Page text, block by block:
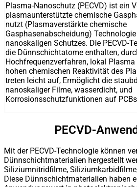
Plasma-Nanoschutz (PECVD) ist ein
plasmaunterstützte chemische
nutzt (Plasmaverstärkte chemische
Gasphasenabscheidung)
nanoskaligen Schutzes. Die PECVD-
die Dünnschichtatome enthalten,
Hochfrequenzverfahren, lokal
hohen chemischen Reaktivität des
treten leicht auf, Ermöglicht die
nanoskaliger Filme, wasserdicht, und
Korrosionsschutzfunktionen auf
PECVD-
Mit der PECVD-Technologie können
Dünnschichtmaterialien hergestellt
Siliziumnitridfilme,
Diese Dünnschichtmaterialien haben